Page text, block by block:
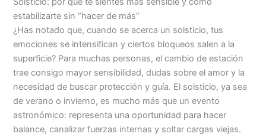
estabilizarte sin “hacer de más”
¿Has notado que, cuando se acerca un solsticio, tus
emociones se intensifican y ciertos bloqueos salen a la
superficie? Para muchas personas, el cambio de estación
trae consigo mayor sensibilidad, dudas sobre el amor y la
necesidad de buscar protección y guía. El solsticio, ya sea
de verano o invierno, es mucho más que un evento
astronómico: representa una oportunidad para hacer
balance, canalizar fuerzas internas y soltar cargas viejas.